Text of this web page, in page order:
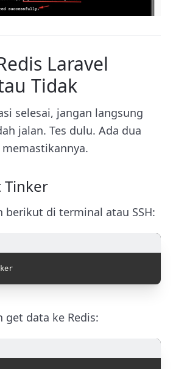
Laravel
Tidak
selesai, jangan langsung
jalan. Tes dulu. Ada dua
Tinker
berikut di terminal atau SSH:
get data ke Redis: